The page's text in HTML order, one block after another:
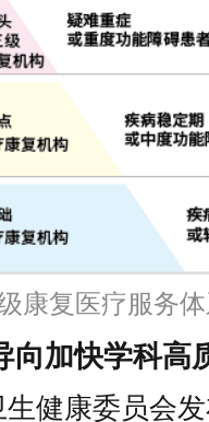
康复医疗服务
向加快学科高
健康委员会